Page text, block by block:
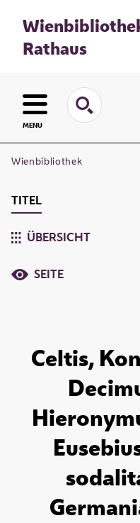
Rathaus
MENU
Wienbibliothek
TITEL
ÜBERSICHT
SEITE
Celtis,